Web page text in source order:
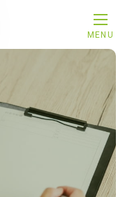
MENU
メインメニ
事務所
代表プ
サービス
解決事例
お知らせ
お問合せ